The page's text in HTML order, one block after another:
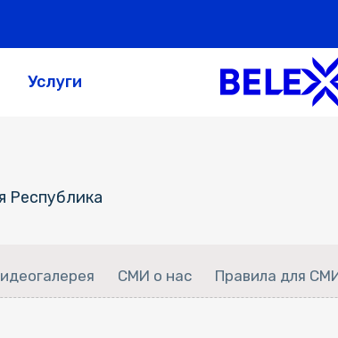
Услуги
Республика
СМИ о нас Правила для